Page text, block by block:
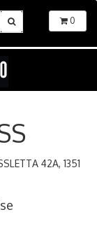
0
42A, 1351